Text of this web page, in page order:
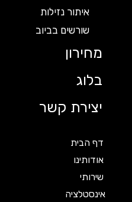
איתור נזילות
שורשים בביוב
מחירון
בלוג
יצירת קשר
דף הבית
אודותינו
שירותי
אינסטלציה